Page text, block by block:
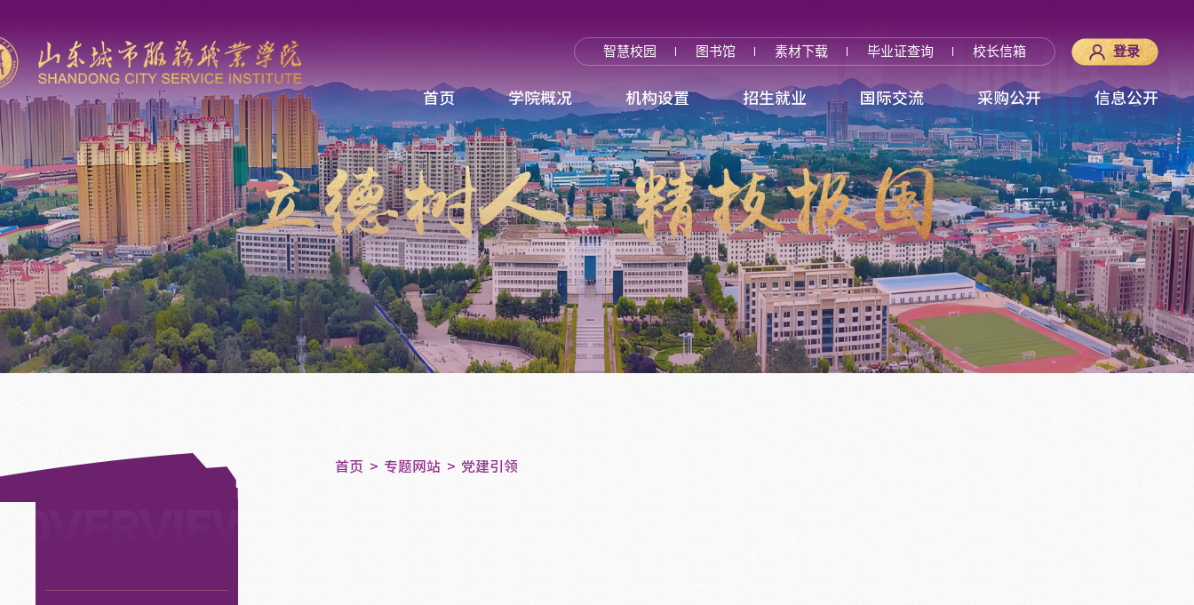
智慧校园 图书馆 素材下载 毕业证查询 校长信箱 登录
首页 学院概况 机构设置 招生就业 国际交流 采购公开 信息公开
首页 专题网站 党建引领